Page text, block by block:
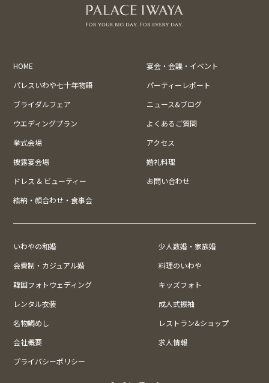
HOME
宴会・会議・イベント
パレスいわや七十年物語
パーティーレポート
ブライダルフェア
ニュース&ブログ
ウエディングプラン
よくあるご質問
挙式会場
アクセス
披露宴会場
婚礼料理
ドレス & ビューティー
お問い合わせ
結納・顔合わせ・食事会
いわやの和婚
少人数婚・家族婚
会費制・カジュアル婚
料理のいわや
韓国フォトウェディング
キッズフォト
レンタル衣装
成人式振袖
名物鯛めし
レストラン&ショップ
会社概要
求人情報
プライバシーポリシー